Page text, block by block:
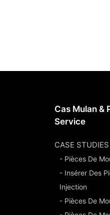
Cas Mulan &
Service
CASE STUDIES
- Pièces De
- Insérer Des
Injection
- Pièces De